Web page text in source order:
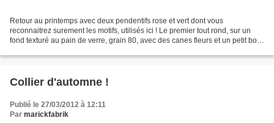
Retour au printemps avec deux pendentifs rose et vert dont vous
reconnaitrez surement les motifs, utilisés ici ! Le premier tout rond, sur un
fond texturé au pain de verre, grain 80, avec des canes fleurs et un petit bout
Collier d'automne !
Publié le 27/03/2012 à 12:11
Par marickfabrik